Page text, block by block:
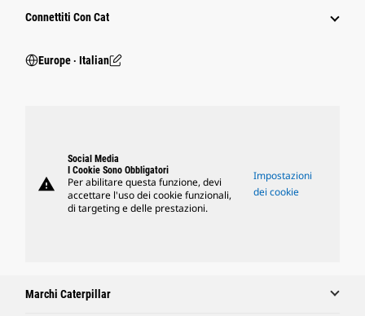
Connettiti Con Cat
Europe ‧ Italian
warning
Social Media
I Cookie Sono Obbligatori
Per abilitare questa funzione, devi
accettare l'uso dei cookie funzionali,
di targeting e delle prestazioni.
Impostazioni
dei cookie
Marchi Caterpillar